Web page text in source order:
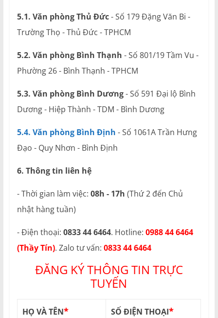
5.1. Văn phòng Thủ Đức- Số 179 Đặng Văn Bi -
Trường Thọ - Thủ Đức - TPHCM
5.2. Văn phòng Bình Thạnh - Số 801/19 Tầm Vu -
Phường 26 - Bình Thạnh - TPHCM
5.3. Văn phòng Bình Dương- Số 591 Đại lộ Bình
Dương - Hiệp Thành - TDM - Bình Dương
5.4. Văn phòng Bình Định - Số 1061A Trần Hưng
Đạo - Quy Nhơn - Bình Định
6. Thông tin liên hệ
- Thời gian làm việc: 08h - 17h (Thứ 2 đến Chủ
nhật hàng tuần)
- Điện thoại: 0833 44 6464. Hotline: 0988 44 6464
(Thầy Tín). Zalo tư vấn: 0833 44 6464
ĐĂNG KÝ THÔNG TIN TRỰC
TUYẾN
HỌ VÀ TÊN* SỐ ĐIỆN THOẠI*